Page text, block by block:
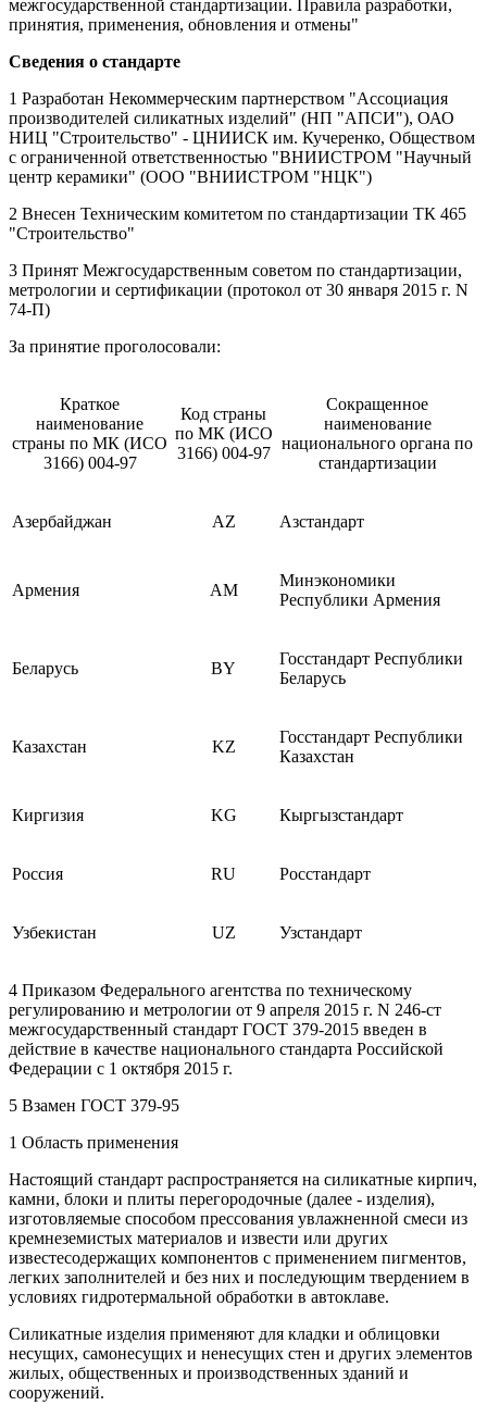
межгосударственной стандартизации. Правила разработки,
принятия, применения, обновления и отмены"
Сведения о стандарте
1 Разработан Некоммерческим партнерством "Ассоциация
производителей силикатных изделий" (НП "АПСИ"), ОАО
НИЦ "Строительство" - ЦНИИСК им. Кучеренко, Обществом
с ограниченной ответственностью "ВНИИСТРОМ "Научный
центр керамики" (ООО "ВНИИСТРОМ "НЦК")
2 Внесен Техническим комитетом по стандартизации ТК 465
"Строительство"
3 Принят Межгосударственным советом по стандартизации,
метрологии и сертификации (протокол от 30 января 2015 г. N
74-П)
За принятие проголосовали:
Краткое
наименование
страны по МК (ИСО
3166) 004-97
Код страны
по МК (ИСО
3166) 004-97
Сокращенное
наименование
национального органа по
стандартизации
Азербайджан AZ Азстандарт
Армения AM
Минэкономики
Республики Армения
Беларусь BY
Госстандарт Республики
Беларусь
Казахстан KZ
Госстандарт Республики
Казахстан
Киргизия KG Кыргызстандарт
Россия RU Росстандарт
Узбекистан UZ Узстандарт
4 Приказом Федерального агентства по техническому
регулированию и метрологии от 9 апреля 2015 г. N 246-ст
межгосударственный стандарт ГОСТ 379-2015 введен в
действие в качестве национального стандарта Российской
Федерации с 1 октября 2015 г.
5 Взамен ГОСТ 379-95
1 Область применения
Настоящий стандарт распространяется на силикатные кирпич,
камни, блоки и плиты перегородочные (далее - изделия),
изготовляемые способом прессования увлажненной смеси из
кремнеземистых материалов и извести или других
известесодержащих компонентов с применением пигментов,
легких заполнителей и без них и последующим твердением в
условиях гидротермальной обработки в автоклаве.
Силикатные изделия применяют для кладки и облицовки
несущих, самонесущих и ненесущих стен и других элементов
жилых, общественных и производственных зданий и
сооружений.